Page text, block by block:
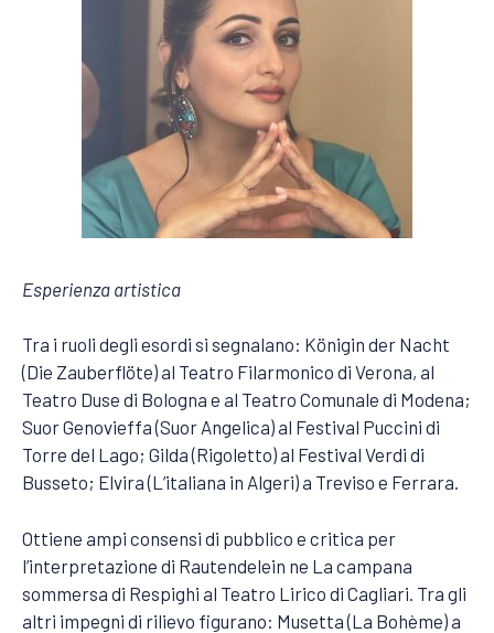
Esperienza artistica
Tra i ruoli degli esordi si segnalano: Königin der Nacht
(Die Zauberflöte) al Teatro Filarmonico di Verona, al
Teatro Duse di Bologna e al Teatro Comunale di Modena;
Suor Genovieffa (Suor Angelica) al Festival Puccini di
Torre del Lago; Gilda (Rigoletto) al Festival Verdi di
Busseto; Elvira (L’italiana in Algeri) a Treviso e Ferrara.
Ottiene ampi consensi di pubblico e critica per
l’interpretazione di Rautendelein ne La campana
sommersa di Respighi al Teatro Lirico di Cagliari. Tra gli
altri impegni di rilievo figurano: Musetta (La Bohème) a